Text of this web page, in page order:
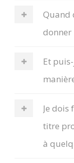
Quand
donner
Et
Je
titre
à